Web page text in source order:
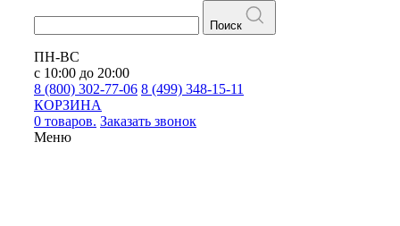
Поиск
ПН-ВС
с 10:00 до 20:00
8 (800) 302-77-06 8 (499) 348-15-11
КОРЗИНА
0 товаров. Заказать звонок
Меню